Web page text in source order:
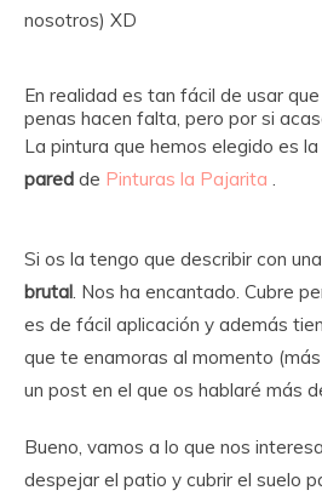
nosotros) XD
En realidad es tan fácil de usar
penas hacen falta, pero por si
La pintura que hemos elegido es la
pared de Pinturas la Pajarita
Si os la tengo que describir con
brutal . Nos ha encantado. Cubre
es de fácil aplicación y además
que te enamoras al momento
un post en el que os hablaré más
Bueno, vamos a lo que nos
despejar el patio y cubrir el suelo